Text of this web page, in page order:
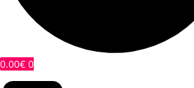
0.00€ 0